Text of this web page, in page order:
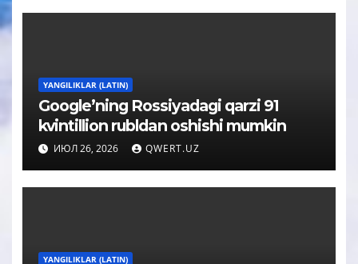
YANGILIKLAR (LATIN)
Google’ning Rossiyadagi qarzi 91
kvintillion rubldan oshishi mumkin
ИЮЛ 26, 2026 QWERT.UZ
YANGILIKLAR (LATIN)